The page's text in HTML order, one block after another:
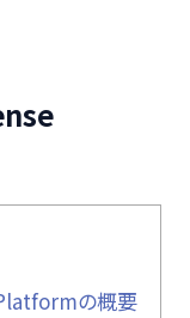
の概要